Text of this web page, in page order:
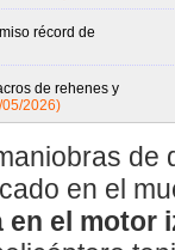
récord de
de rehenes y
2026)
de
en el
en el motor